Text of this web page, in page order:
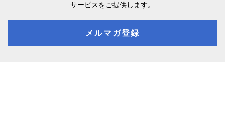
サービスをご提供します。
メルマガ登録